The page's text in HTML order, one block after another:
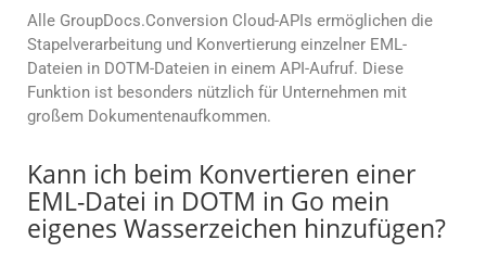
Alle GroupDocs.Conversion Cloud-APIs ermöglichen die
Stapelverarbeitung und Konvertierung einzelner EML-
Dateien in DOTM-Dateien in einem API-Aufruf. Diese
Funktion ist besonders nützlich für Unternehmen mit
großem Dokumentenaufkommen.
Kann ich beim Konvertieren einer
EML-Datei in DOTM in Go mein
eigenes Wasserzeichen hinzufügen?